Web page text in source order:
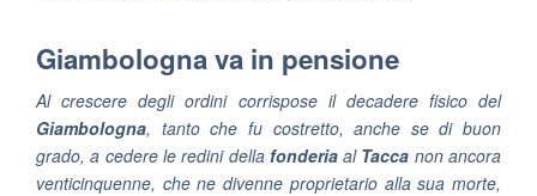
Giambologna va in pensione
Al crescere degli ordini corrispose il decadere fisico del
Giambologna, tanto che fu costretto, anche se di buon
grado, a cedere le redini della fonderiaal Tacca non ancora
venticinquenne, che ne divenne proprietario alla sua morte,